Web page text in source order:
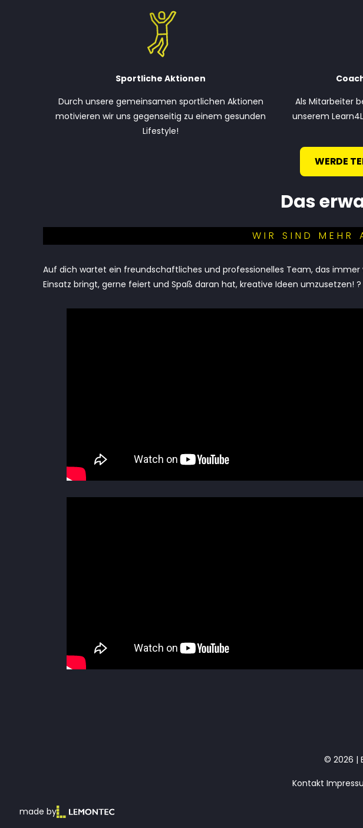
Sportliche Aktionen
Durch unsere gemeinsamen sportlichen Aktionen
motivieren wir uns gegenseitig zu einem gesunden
Lifestyle!
Als Mitarbeiter
unserem
WERDE
Das
WIR SIND MEHR
Auf dich wartet ein freundschaftliches und professionelles Team, das immer
Einsatz bringt, gerne feiert und Spaß daran hat, kreative Ideen umzusetzen! ?
© 2026 |
Kontakt
made by